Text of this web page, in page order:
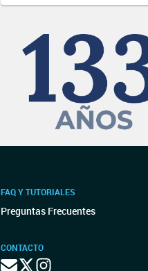
FAQ Y TUTORIALES
Preguntas Frecuentes
CONTACTO